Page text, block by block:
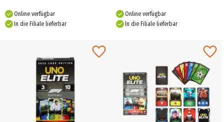
Online verfügbar
In die Filiale lieferbar
Online verfügbar
In die Filiale lieferbar